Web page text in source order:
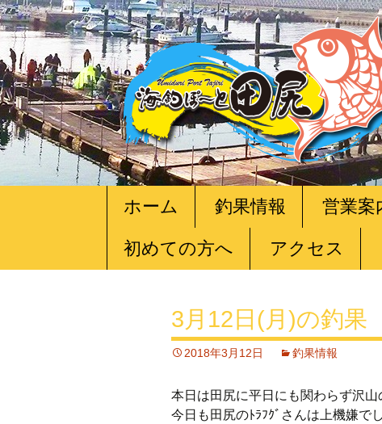
ツ
ホーム 釣果情報 営業案
初めての方へ アクセス
3月12日(月)の釣果
2018年3月12日 釣果情報
本日は田尻に平日にも関わらず沢山
今日も田尻のﾄﾗﾌｸﾞさんは上機嫌で